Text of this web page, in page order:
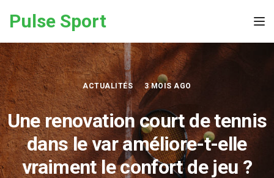
Pulse Sport
ACTUALITÉS 3 MOIS AGO
Une renovation court de tennis
dans le var améliore-t-elle
vraiment le confort de jeu ?